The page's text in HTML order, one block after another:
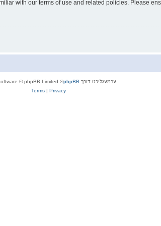
with our terms of use and related policies. Please
ערמעגליכט דורך phpBB
® Forum Software © phpBB Limited
Privacy
|
Terms